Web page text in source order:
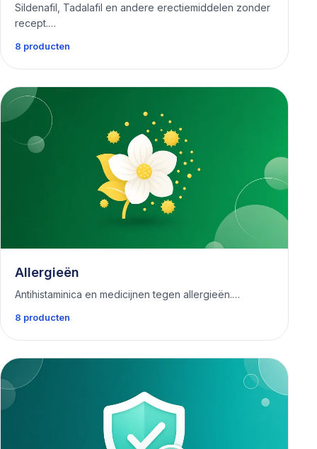
Sildenafil, Tadalafil en andere erectiemiddelen zonder
recept.…
8 producten
Allergieën
Antihistaminica en medicijnen tegen allergieën.…
8 producten